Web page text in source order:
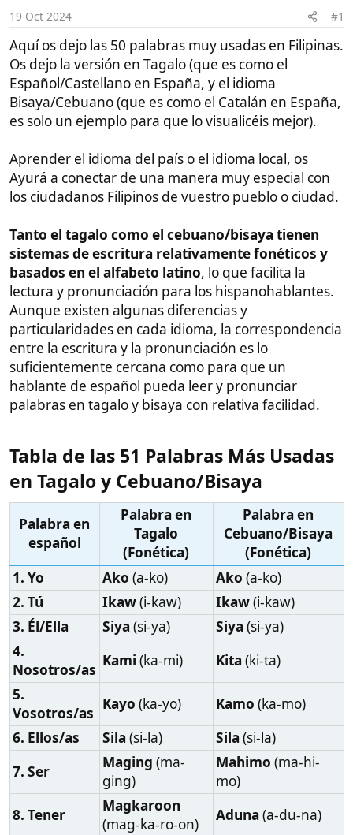
i
o
Os dejo la versión en Tagalo (que es como el
Español/Castellano en España, y el idioma
Bisaya/Cebuano (que es como el Catalán en España,
es solo un ejemplo para que lo visualicéis mejor).
Aprender el idioma del país o el idioma local, os
Ayurá a conectar de una manera muy especial con
los ciudadanos Filipinos de vuestro pueblo o ciudad.
Tanto el tagalo como el cebuano/bisaya tienen
sistemas de escritura relativamente fonéticos y
basados en el alfabeto latino, lo que facilita la
lectura y pronunciación para los hispanohablantes.
particularidades en cada idioma, la correspondencia
entre la escritura y la pronunciación es lo
suficientemente cercana como para que un
hablante de español pueda leer y pronunciar
palabras en tagalo y bisaya con relativa facilidad.
Tabla de las 51 Palabras Más Usadas
en Tagalo y Cebuano/Bisaya
Palabra en
Palabra en
Tagalo
Palabra en
1. Yo
Ako(a-ko) Ako(a-ko)
2. Tú
Ikaw(i-kaw) Ikaw(i-kaw)
3. Él/Ella
Siya(si-ya) Siya(si-ya)
4.
Nosotros/as
Kami (ka-mi)
(ki-ta)
Vosotros/as
Kayo(ka-yo) Kamo(ka-mo)
6. Ellos/as
Sila(si-la) Sila(si-la)
7. Ser
Maging(ma-
ging)
Mahimo(ma-hi-
8. Tener
Magkaroon
(mag-ka-ro-on)
Aduna(a-du-na)
9. Hacer Gawin(ga-win)
10. Decir
Sabihin(sa-bi-
hin)
(sul-ti)
11. Ir
Pumunta(pu-
mun-ta)
(ad-to)
12. Venir
Dumating(du-
ma-ting)
Muanhi(mu-an-hi)